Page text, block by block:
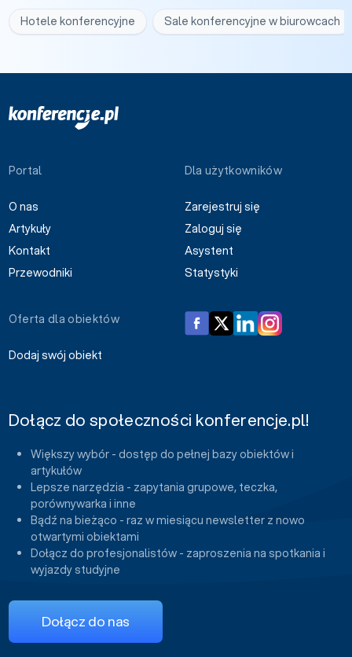
Hotele konferencyjne Sale konferencyjne w biurowcach
Portal
O nas
Artykuły
Kontakt
Przewodniki
Dla użytkowników
Zarejestruj się
Zaloguj się
Asystent
Statystyki
Oferta dla obiektów
Dodaj swój obiekt
Dołącz do społeczności konferencje.pl!
Większy wybór - dostęp do pełnej bazy obiektów i
artykułów
Lepsze narzędzia - zapytania grupowe, teczka,
porównywarka i inne
Bądź na bieżąco - raz w miesiącu newsletter z nowo
otwartymi obiektami
Dołącz do profesjonalistów - zaproszenia na spotkania i
wyjazdy studyjne
Dołącz do nas